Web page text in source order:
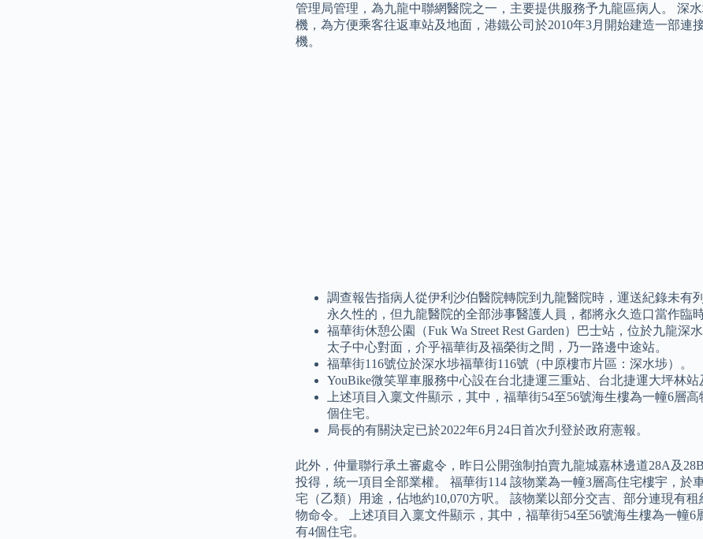
管理局管理，為九龍中聯網醫院之一，主要提供服務予九龍區病人。 深
機，為方便乘客往返車站及地面，港鐵公司於2010年3月開始建造一部連
機。
調查報告指病人從伊利沙伯醫院轉院到九龍醫院時，運送紀錄未有
永久性的，但九龍醫院的全部涉事醫護人員，都將永久造口當作臨
福華街休憩公園（Fuk Wa Street Rest Garden）巴士站，位於九龍深
太子中心對面，介乎福華街及福榮街之間，乃一路邊中途站。
福華街116號位於深水埗福華街116號（中原樓市片區：深水埗）。
YouBike微笑單車服務中心設在台北捷運三重站、台北捷運大坪林
上述項目入稟文件顯示，其中，福華街54至56號海生樓為一幢6層
個住宅。
局長的有關決定已於2022年6月24日首次刋登於政府憲報。
此外，仲量聯行承土審處令，昨日公開強制拍賣九龍城嘉林邊道28A及
投得，統一項目全部業權。 福華街114 該物業為一幢3層高住宅樓宇，於
宅（乙類）用途，佔地約10,070方呎。 該物業以部分交吉、部分連現有
物命令。 上述項目入稟文件顯示，其中，福華街54至56號海生樓為一幢
有4個住宅。